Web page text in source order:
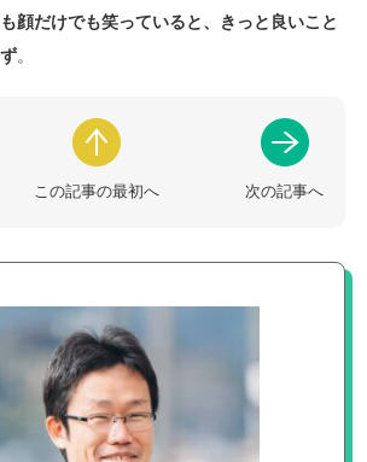
顔だけでも笑っていると、きっと良いこと
。
この記事の最初へ 次の記事へ